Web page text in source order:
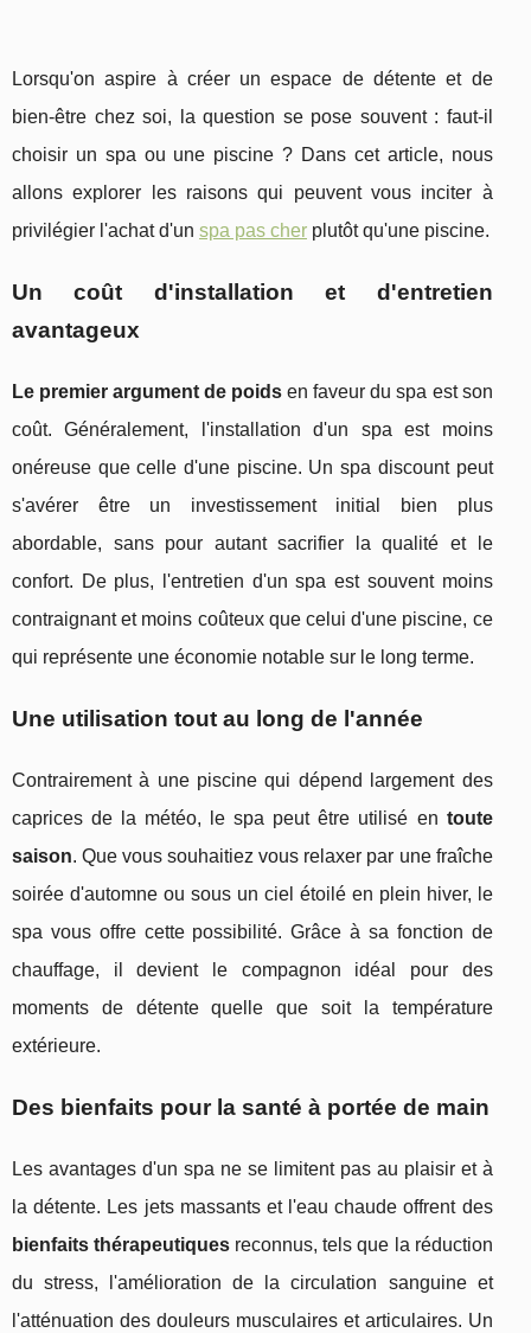
Lorsqu'on aspire à créer un espace de détente et de
bien-être chez soi, la question se pose souvent : faut-il
choisir un spa ou une piscine ? Dans cet article, nous
allons explorer les raisons qui peuvent vous inciter à
privilégier l'achat d'un spa pas cher plutôt qu'une piscine.
Un coût d'installation et d'entretien
avantageux
Le premier argument de poids en faveur du spa est son
coût. Généralement, l'installation d'un spa est moins
onéreuse que celle d'une piscine. Un spa discount peut
s'avérer être un investissement initial bien plus
abordable, sans pour autant sacrifier la qualité et le
confort. De plus, l'entretien d'un spa est souvent moins
contraignant et moins coûteux que celui d'une piscine, ce
qui représente une économie notable sur le long terme.
Une utilisation tout au long de l'année
Contrairement à une piscine qui dépend largement des
caprices de la météo, le spa peut être utilisé en toute
saison. Que vous souhaitiez vous relaxer par une fraîche
soirée d'automne ou sous un ciel étoilé en plein hiver, le
spa vous offre cette possibilité. Grâce à sa fonction de
chauffage, il devient le compagnon idéal pour des
moments de détente quelle que soit la température
extérieure.
Des bienfaits pour la santé à portée de main
Les avantages d'un spa ne se limitent pas au plaisir et à
la détente. Les jets massants et l'eau chaude offrent des
bienfaits thérapeutiques reconnus, tels que la réduction
du stress, l'amélioration de la circulation sanguine et
l'atténuation des douleurs musculaires et articulaires. Un